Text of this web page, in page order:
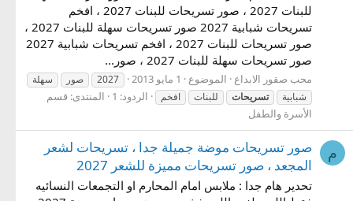
للبنات 2027 ، صور تسريحات للبنات 2027 ، افخم
تسريحات شبابية 2027 صور تسريحات سهلة للبنات 2027 ،
صور تسريحات للبنات 2027 ، افخم تسريحات شبابية 2027
صور تسريحات سهلة للبنات 2027 ، صور...
محب صقور الابداع الموضوع 1 مايو 2013 2027 صور
سهلة
شبابية
تسريحات للبنات افخم الردود: 1 المنتدى: قسم
الأسرة والطفل
م
صور تسريحات موضة جميلة جدا ، تسريحات لشعر
المجعد ، صور تسريحات مميزة للشعر 2027
تحدير هام جدا : ملابس امام المحارم او التجمعات النسائيه